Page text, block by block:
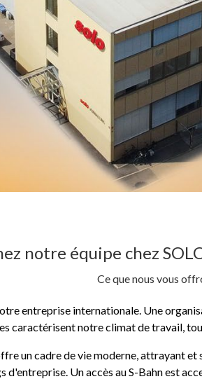
notre équipe chez
Ce que nous vous
entreprise internationale. Une
caractérisent notre climat de travail,
un cadre de vie moderne, attrayant
d'entreprise. Un accès au S-Bahn est